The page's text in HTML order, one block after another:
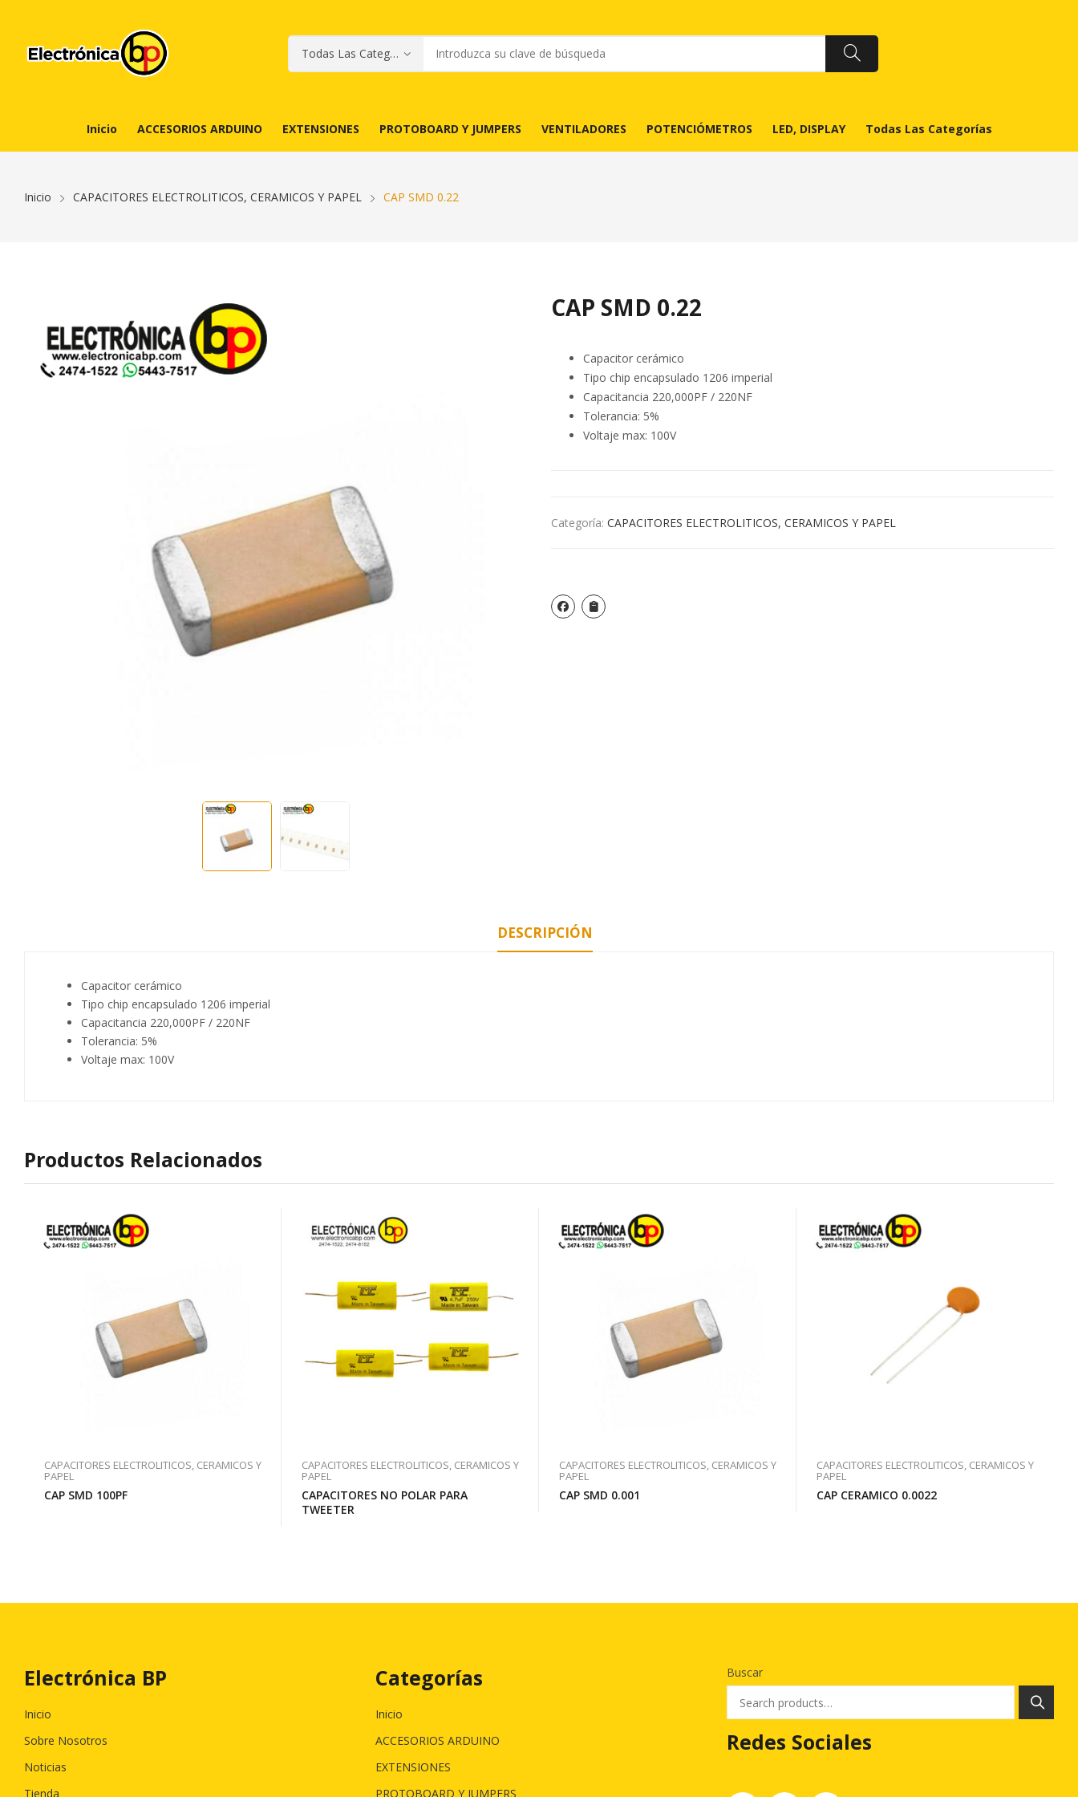
Inicio ACCESORIOS ARDUINO EXTENSIONES PROTOBOARD Y JUMPERS VENTILADORES POTENCIÓMETROS LED, DISPLAY Todas Las Categorías
Inicio CAPACITORES ELECTROLITICOS, CERAMICOS Y PAPEL CAP SMD 0.22
CAP SMD 0.22
Capacitor cerámico
Tipo chip encapsulado 1206 imperial
Capacitancia 220,000PF / 220NF
Tolerancia: 5%
Voltaje max: 100V
Categoría: CAPACITORES ELECTROLITICOS, CERAMICOS Y PAPEL
DESCRIPCIÓN
Capacitor cerámico
Tipo chip encapsulado 1206 imperial
Capacitancia 220,000PF / 220NF
Tolerancia: 5%
Voltaje max: 100V
Productos Relacionados
CAPACITORES ELECTROLITICOS, CERAMICOS Y
PAPEL
CAP SMD 100PF
CAPACITORES ELECTROLITICOS, CERAMICOS Y
PAPEL
CAPACITORES NO POLAR PARA
TWEETER
CAPACITORES ELECTROLITICOS, CERAMICOS Y
PAPEL
CAP SMD 0.001
CAPACITORES ELECTROLITICOS, CERAMICOS Y
PAPEL
CAP CERAMICO 0.0022
Electrónica BP
Inicio
Sobre Nosotros
Noticias
Tienda
Categorías
Inicio
ACCESORIOS ARDUINO
EXTENSIONES
PROTOBOARD Y JUMPERS
Buscar
Redes Sociales